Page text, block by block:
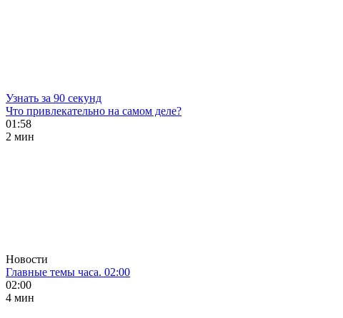
Узнать за 90 секунд
Что привлекательно на самом деле?
01:58
2 мин
Новости
Главные темы часа. 02:00
02:00
4 мин